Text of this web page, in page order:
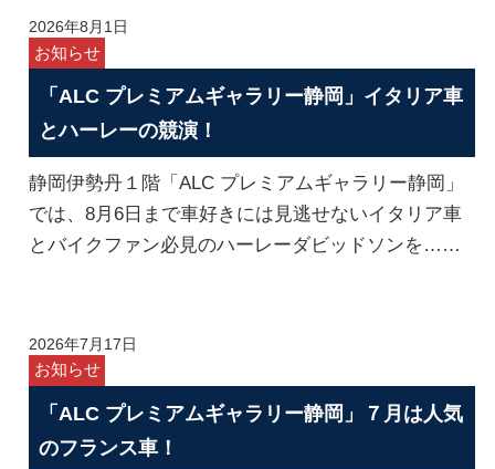
2026年8月1日
お知らせ
「ALC プレミアムギャラリー静岡」イタリア車
とハーレーの競演！
静岡伊勢丹１階「ALC プレミアムギャラリー静岡」
では、8月6日まで車好きには見逃せないイタリア車
とバイクファン必見のハーレーダビッドソンを……
2026年7月17日
お知らせ
「ALC プレミアムギャラリー静岡」７月は人気
のフランス車！